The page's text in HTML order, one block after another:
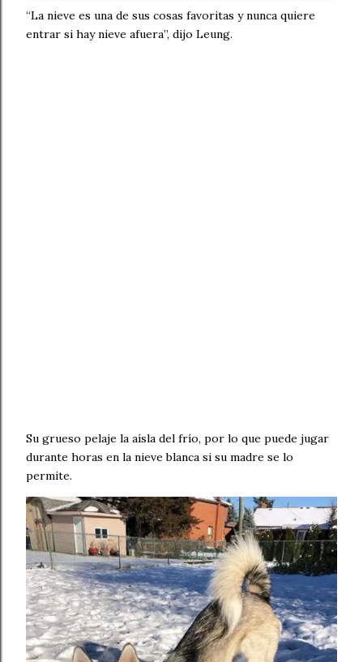
“La nieve es una de sus cosas favoritas y nunca quiere
entrar si hay nieve afuera”, dijo Leung.
Su grueso pelaje la aísla del frío, por lo que puede jugar
durante horas en la nieve blanca si su madre se lo
permite.